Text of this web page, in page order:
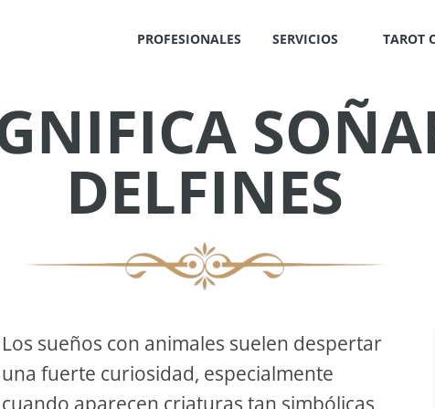
PROFESIONALES SERVICIOS TAROT
DELFINES
Los sueños con animales suelen despertar
una fuerte curiosidad, especialmente
cuando aparecen criaturas tan simbólicas
✕